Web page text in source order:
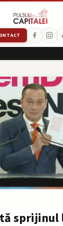
sprijinul